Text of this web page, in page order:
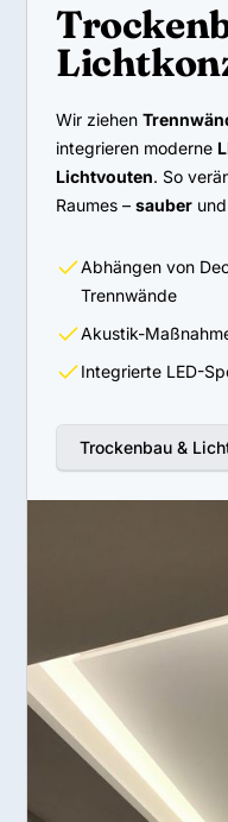
Wir ziehen
integrieren moderne
Lichtvouten. So
Raumes –sauber
Abhängen von
Trennwände
Akustik-
Integrierte LED-
Trockenbau &